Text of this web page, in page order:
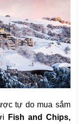
tự do mua sắm
Fish and Chips,